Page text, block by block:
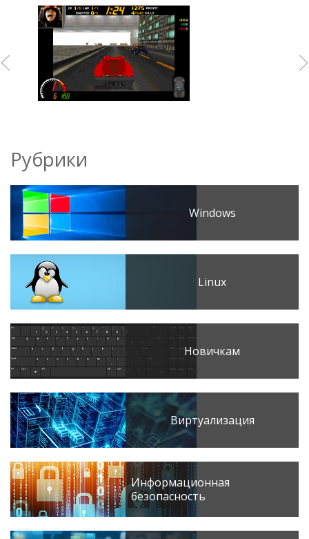
Рубрики
Windows
Linux
Новичкам
Виртуализация
Информационная
безопасность